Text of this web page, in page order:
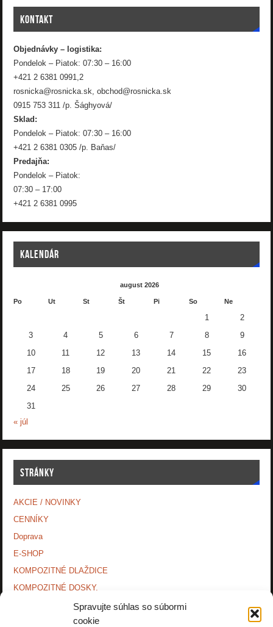
Spravujte súhlas so súbormi
cookie
KONTAKT
Objednávky – logistika:
Pondelok – Piatok: 07:30 – 16:00
+421 2 6381 0991,2
rosnicka@rosnicka.sk, obchod@rosnicka.sk
0915 753 311 /p. Šághyová/
Sklad:
Pondelok – Piatok: 07:30 – 16:00
+421 2 6381 0305 /p. Baňas/
Predajňa:
Pondelok – Piatok:
07:30 – 17:00
+421 2 6381 0995
KALENDÁR
august 2026
Po Ut St Št Pi So Ne
1 2
3 4 5 6 7 8 9
10 11 12 13 14 15 16
17 18 19 20 21 22 23
24 25 26 27 28 29 30
31
« júl
STRÁNKY
AKCIE / NOVINKY
CENNÍKY
Doprava
E-SHOP
KOMPOZITNÉ DLAŽDICE
KOMPOZITNÉ DOSKY.
MONTÁŽNE NÁVODY